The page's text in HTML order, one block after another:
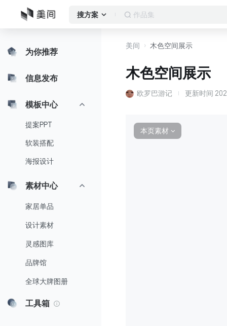
搜方案 作品集
为你推荐
信息发布
模板中心
提案PPT
软装搭配
海报设计
素材中心
家居单品
设计素材
灵感图库
品牌馆
全球大牌图册
工具箱
美间 木色空间展示
木色空间展示
欧罗巴游记 更新时间
本页素材 ∨